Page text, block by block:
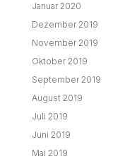
Januar 2020
Dezember 2019
November 2019
Oktober 2019
September 2019
August 2019
Juli 2019
Juni 2019
Mai 2019